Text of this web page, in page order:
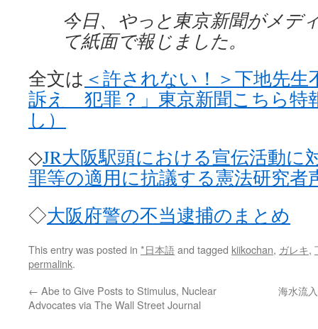
今日、やっと東京新聞がメデ
て紙面で報じました。
全文は ＜許されない！＞下地先
訴え 犯罪？」東京新聞こちら特
し）
◇JR大阪駅頭における宣伝活動に
罪等の適用に抗議する憲法研究者
◇大阪府警の不当逮捕のまとめ
This entry was posted in *日本語and tagged kiikochan, ガレキ,
permalink.
← Abe to Give Posts to Stimulus, Nuclear
Advocates via The Wall Street Journal
海水流